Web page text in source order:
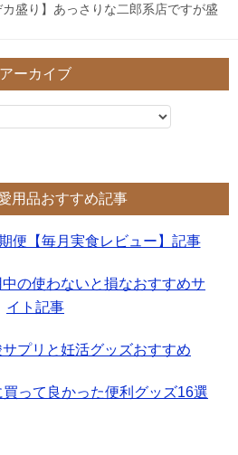
盛り】あっさりな二郎系店ですが盛
アーカイブ
用品おすすめ記事
便【毎月実食レビュー】記事
の使わないと損なおすすめサ
イト記事
プリと妊活グッズおすすめ
って良かった便利グッズ16選